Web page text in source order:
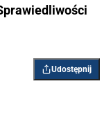
Udostępnij